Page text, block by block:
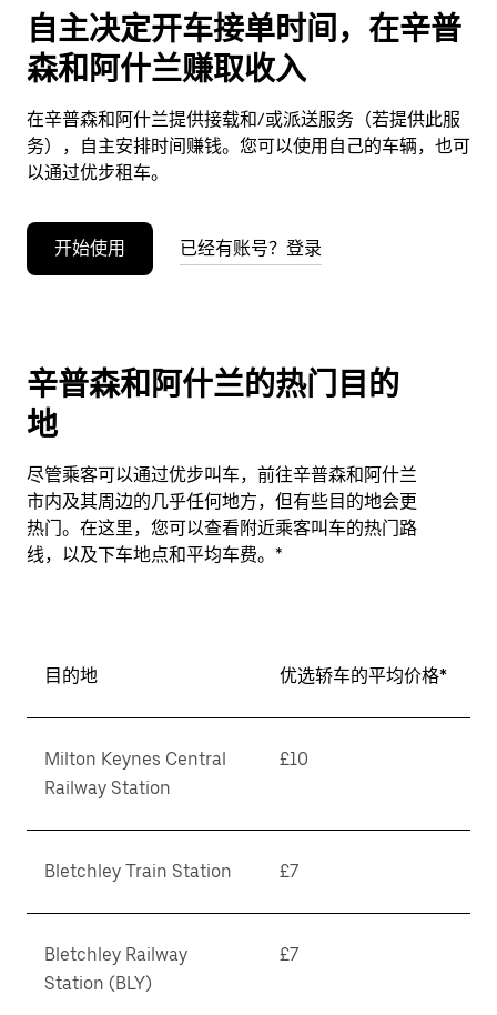
闭
日
历。
自主决定开车接单时间，在辛普
森和阿什兰赚取收入
在辛普森和阿什兰提供接载和/或派送服务（若提供此服
务），自主安排时间赚钱。您可以使用自己的车辆，也可
以通过优步租车。
开始使用 已经有账号？登录
辛普森和阿什兰的热门目的
地
尽管乘客可以通过优步叫车，前往辛普森和阿什兰
市内及其周边的几乎任何地方，但有些目的地会更
热门。在这里，您可以查看附近乘客叫车的热门路
线，以及下车地点和平均车费。*
目的地 优选轿车的平均价格*
Milton Keynes Central
Railway Station
£10
Bletchley Train Station £7
Bletchley Railway
Station (BLY)
£7